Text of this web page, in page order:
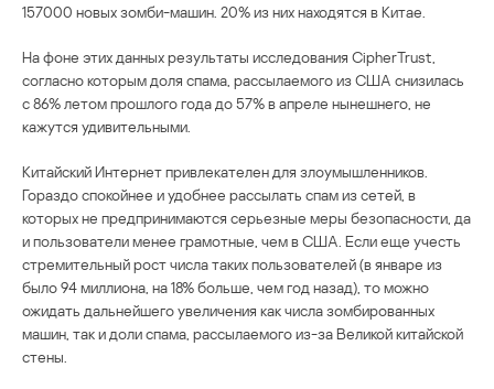
157000 новых зомби-машин. 20% из них находятся в Китае.
На фоне этих данных результаты исследования CipherTrust,
согласно которым доля спама, рассылаемого из США снизилась
с 86% летом прошлого года до 57% в апреле нынешнего, не
кажутся удивительными.
Китайский Интернет привлекателен для злоумышленников.
Гораздо спокойнее и удобнее рассылать спам из сетей, в
которых не предпринимаются серьезные меры безопасности, да
и пользователи менее грамотные, чем в США. Если еще учесть
стремительный рост числа таких пользователей (в январе из
было 94 миллиона, на 18% больше, чем год назад), то можно
ожидать дальнейшего увеличения как числа зомбированных
машин, так и доли спама, рассылаемого из-за Великой китайской
стены.